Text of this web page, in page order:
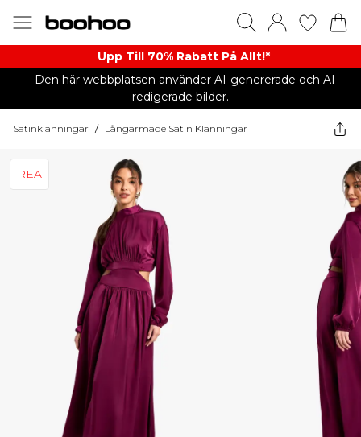
Upp Till 70% Rabatt På Allt!*
Den här webbplatsen använder AI-genererade och AI-
redigerade bilder.
Satinklänningar / Långärmade Satin Klänningar
REA